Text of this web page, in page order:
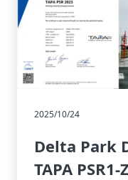
2025/10/24
Delta Park
TAPA